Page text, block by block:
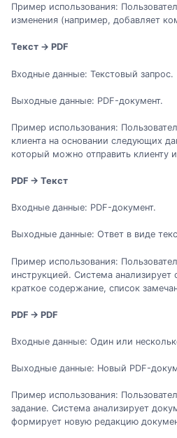
Пример использования:
изменения (например, добавляет
Текст → PDF
Входные данные: Текстовый запрос.
Выходные данные: PDF-документ.
Пример использования:
клиента на основании следующих
который можно отправить клиенту
PDF → Текст
Входные данные: PDF-документ.
Выходные данные: Ответ в виде
Пример использования:
инструкцией. Система
краткое содержание, список
PDF → PDF
Входные данные: Один или
Выходные данные: Новый PDF-
Пример использования:
задание. Система анализирует
формирует новую редакцию